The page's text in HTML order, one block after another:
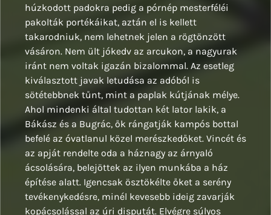
húzkodott padokra pedig a pórnép mesterféléi
pakolták portékáikat, aztán el is kellett
takarodniuk, nem lehetnek jelen a rögtönzött
vásáron. Nem ült jókedv az arcukon, a nagyurak
iránt nem voltak igazán bizalommal. Az esetleg
kiválasztott javak letudása az adóból is
sötétebbnek tűnt, mint a paplak kútjának mélye.
Ahol mindenki által tudottan két lator lakik, a
Bákász és a Bugrác, ők rángatják kampós bottal
befelé az óvatlanul közel merészkedőket. Vincét és
az apját rendelte oda a háznagy az árnyaló
ácsolására, belejöttek az ilyen munkába a ház
építése alatt. Igencsak ösztökélte őket a serény
tevékenykedésre, minél kevesebb ideig zavarják
kopácsolással az úri disputát. Elvégre súlyos